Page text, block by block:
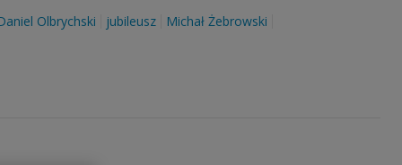
Olbrychski jubileusz Michał Żebrowski